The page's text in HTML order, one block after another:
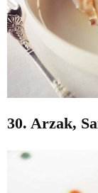
30. Arzak,